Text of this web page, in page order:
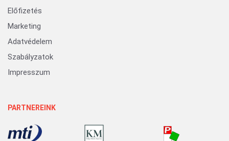
Előfizetés
Marketing
Adatvédelem
Szabályzatok
Impresszum
PARTNEREINK